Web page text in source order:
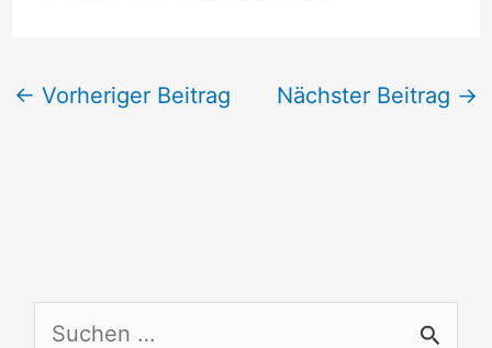
← Vorheriger Beitrag Nächster Beitrag →